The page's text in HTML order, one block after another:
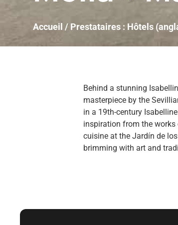
Accueil / Prestataires : Hôtels
Behind a stunning
masterpiece by the
in a 19th-century
inspiration from the
cuisine at the Jardín de
brimming with art and